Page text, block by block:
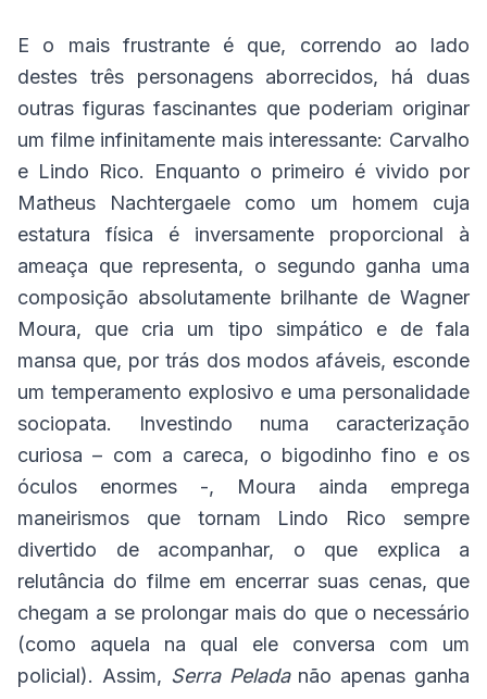
E o mais frustrante é que, correndo ao lado
destes três personagens aborrecidos, há duas
outras figuras fascinantes que poderiam originar
um filme infinitamente mais interessante: Carvalho
e Lindo Rico. Enquanto o primeiro é vivido por
Matheus Nachtergaele como um homem cuja
estatura física é inversamente proporcional à
ameaça que representa, o segundo ganha uma
composição absolutamente brilhante de Wagner
Moura, que cria um tipo simpático e de fala
mansa que, por trás dos modos afáveis, esconde
um temperamento explosivo e uma personalidade
sociopata. Investindo numa caracterização
curiosa – com a careca, o bigodinho fino e os
óculos enormes -, Moura ainda emprega
maneirismos que tornam Lindo Rico sempre
divertido de acompanhar, o que explica a
relutância do filme em encerrar suas cenas, que
chegam a se prolongar mais do que o necessário
(como aquela na qual ele conversa com um
policial). Assim, Serra Peladanão apenas ganha